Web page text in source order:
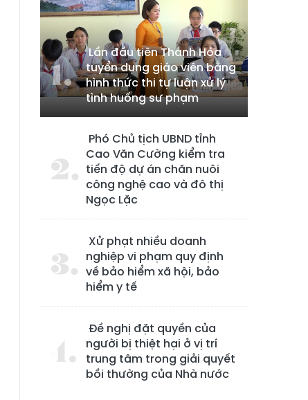
Lần đầu tiên Thanh Hóa
tuyển dụng giáo viên bằng
hình thức thi tự luận xử lý
tình huống sư phạm
Phó Chủ tịch UBND tỉnh
Cao Văn Cường kiểm tra
tiến độ dự án chăn nuôi
công nghệ cao và đô thị
Ngọc Lặc
Xử phạt nhiều doanh
nghiệp vi phạm quy định
về bảo hiểm xã hội, bảo
hiểm y tế
Đề nghị đặt quyền của
người bị thiệt hại ở vị trí
trung tâm trong giải quyết
bồi thường của Nhà nước